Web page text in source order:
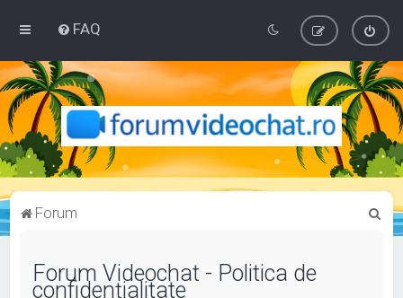
FAQ
Forum
Forum Videochat - Politica de
confidenţialitate